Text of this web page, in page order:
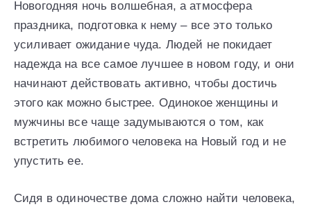
Новогодняя ночь волшебная, а атмосфера
праздника, подготовка к нему – все это только
усиливает ожидание чуда. Людей не покидает
надежда на все самое лучшее в новом году, и они
начинают действовать активно, чтобы достичь
этого как можно быстрее. Одинокое женщины и
мужчины все чаще задумываются о том, как
встретить любимого человека на Новый год и не
упустить ее.
Сидя в одиночестве дома сложно найти человека,